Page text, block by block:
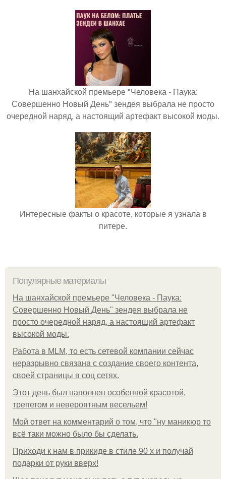
На шанхайской премьере "Человека - Паука:
Совершенно Новый День" зендея выбрала не просто
очередной наряд, а настоящий артефакт высокой моды.
Интересные факты о красоте, которые я узнала в
питере.
Популярные материалы
На шанхайской премьере "Человека - Паука:
Совершенно Новый День" зендея выбрала не
просто очередной наряд, а настоящий артефакт
высокой моды.
Работа в MLM, то есть сетевой компании сейчас
неразрывно связана с создание своего контента,
своей страницы в соц сетях.
Этот день был наполнен особенной красотой,
трепетом и невероятным весельем!
Мой ответ на комментарий о том, что "ну маникюр то
всё таки можно было бы сделать.
Приходи к нам в прикиде в стиле 90 х и получай
подарки от руки вверх!